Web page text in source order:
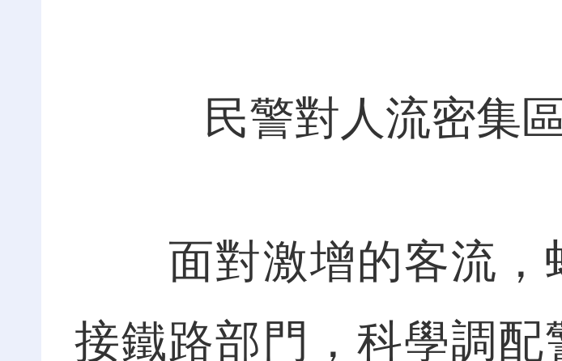
民警對人流密集
面對激增的客流，
接鐵路部門，科學調配